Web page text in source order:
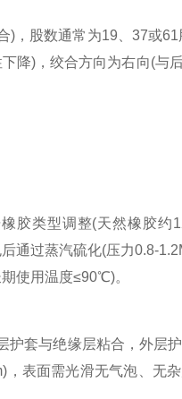
股数通常为19、37或61
降)，绞合方向为右向(与
类型调整(天然橡胶约
通过蒸汽硫化(压力0.8-
使用温度≤90℃)。
套与绝缘层粘合，外层
表面需光滑无气泡、无